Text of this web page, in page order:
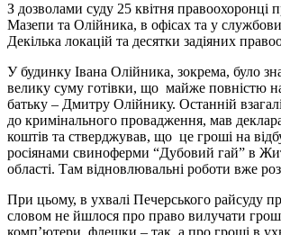
З дозволами суду 25 квітня правоохоронці
Мазепи та Олійника, в офісах та у
Декілька локацій та десятки задіяних
У будинку Івана Олійника, зокрема, було
велику суму готівки, що майже повністю
батьку – Дмитру Олійнику. Останній
до кримінального провадження, мав
коштів та стверджував, що це гроші на
росіянами свиноферми “Дубовий гай” в
області. Там відновлювальні роботи вже
При цьому, в ухвалі Печерського райсуду
словом не йшлося про право вилучати